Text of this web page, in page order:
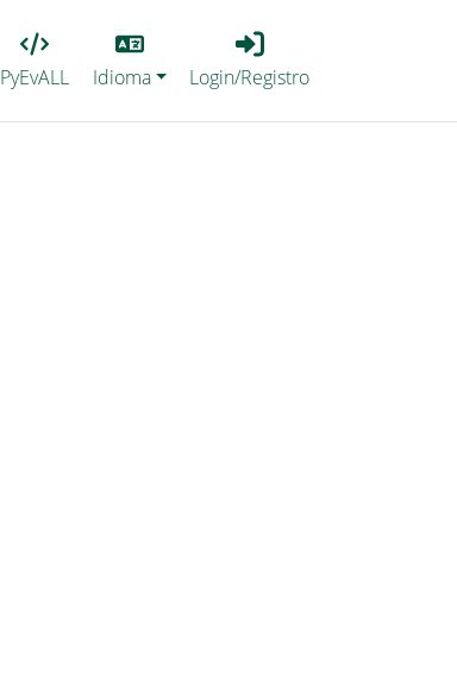
PyEvALL
Lang
Idioma
Login_Registro
Login/Registro